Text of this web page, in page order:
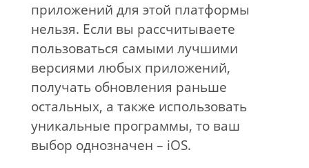
приложений для этой платформы
нельзя. Если вы рассчитываете
пользоваться самыми лучшими
версиями любых приложений,
получать обновления раньше
остальных, а также использовать
уникальные программы, то ваш
выбор однозначен – iOS.